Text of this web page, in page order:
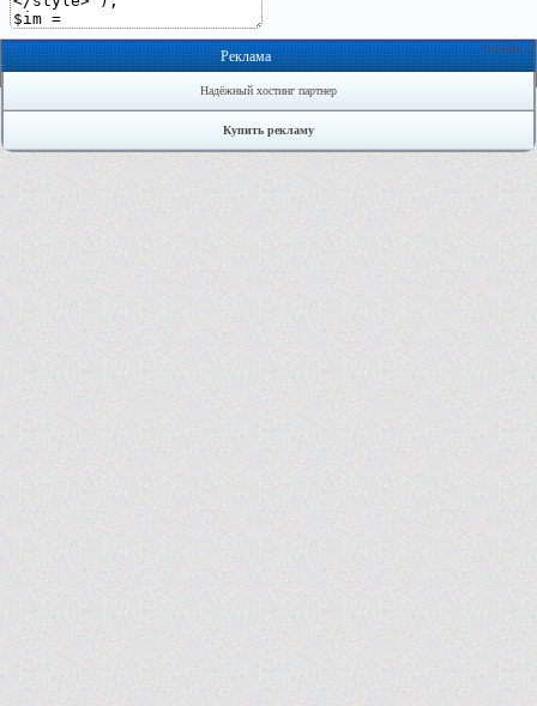
Онлайн: 0
Реклама
Надёжный хостинг партнер
Купить рекламу